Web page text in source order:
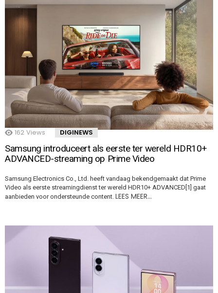
162 Views DIGINEWS
Samsung introduceert als eerste ter wereld HDR10+
ADVANCED-streaming op Prime Video
Samsung Electronics Co., Ltd. heeft vandaag bekendgemaakt dat Prime
Video als eerste streamingdienst ter wereld HDR10+ ADVANCED[1] gaat
aanbieden voor ondersteunde content. LEES MEER…